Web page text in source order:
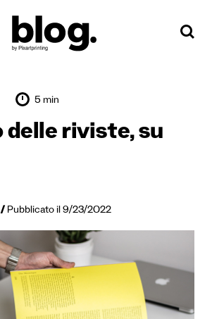
5 min
riviste, su
Pubblicato il 9/23/2022